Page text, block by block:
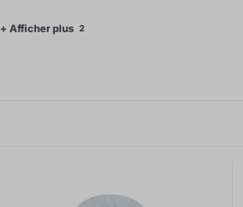
+ Afficher plus 2